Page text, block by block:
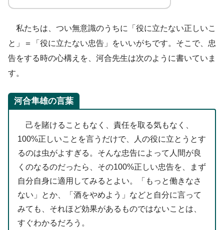
私たちは、つい無意識のうちに「役に立たない正しいこ
と」＝「役に立たない忠告」をいいがちです。そこで、忠
告をする時の心構えを、河合先生は次のように書いていま
す。
河合隼雄の言葉
己を賭けることもなく、責任を取る気もなく、
100%正しいことを言うだけで、人の役に立とうとす
るのは虫がよすぎる。そんな忠告によって人間が良
くのなるのだったら、その100%正しい忠告を、まず
自分自身に適用してみるとよい。「もっと働きなさ
ない」とか、「酒をやめよう」などと自分に言って
みても、それほど効果があるものではないことは、
すぐわかるだろう。